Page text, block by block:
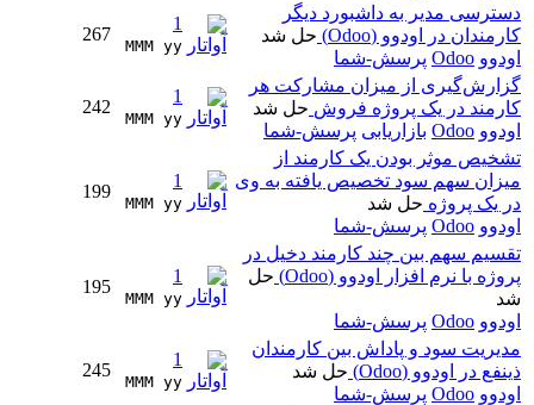
دسترسی مدیر به داشبورد دیگر
کارمندان در اودوو (Odoo)
حل شد
اودوو Odoo پرسش-شما
1
MMM yy
267
گزارش‌گیری از میزان مشارکت هر
کارمند در یک پروژه فروش حل شد
اودوو Odoo بازاریابی پرسش-شما
1
MMM yy
242
تشخیص موثر بودن یک کارمند از
میزان سهم سود تخصیص یافته به وی
در یک پروژه حل شد
اودوو Odoo پرسش-شما
1
MMM yy
199
تقسیم سهم بین چند کارمند دخیل در
پروژه با نرم افزار اودوو (Odoo)
حل
شد
اودوو Odoo پرسش-شما
1
MMM yy
195
مدیریت سود و پاداش بین کارمندان
ذینفع در اودوو (Odoo)
حل شد
اودوو Odoo پرسش-شما
1
MMM yy
245